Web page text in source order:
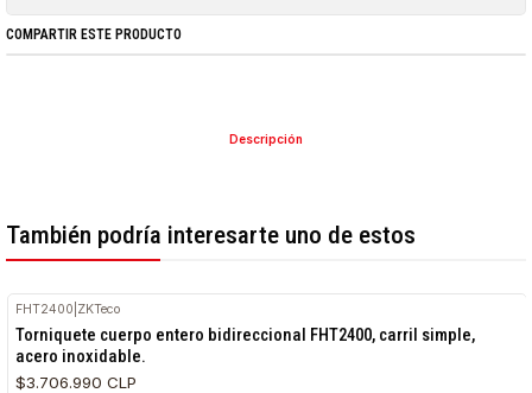
COMPARTIR ESTE PRODUCTO
Descripción
También podría interesarte uno de estos
FHT2400 ZKTeco
Torniquete cuerpo entero bidireccional FHT2400, carril simple,
acero inoxidable.
$3.706.990 CLP